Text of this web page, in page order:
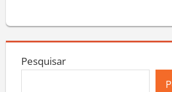
Pesquisar